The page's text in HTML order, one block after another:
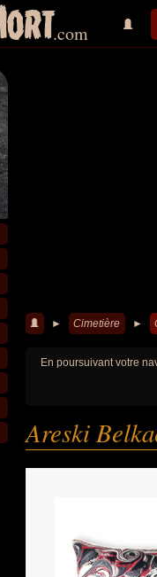
.com
► Cimetière ►
En poursuivant votre
Areski